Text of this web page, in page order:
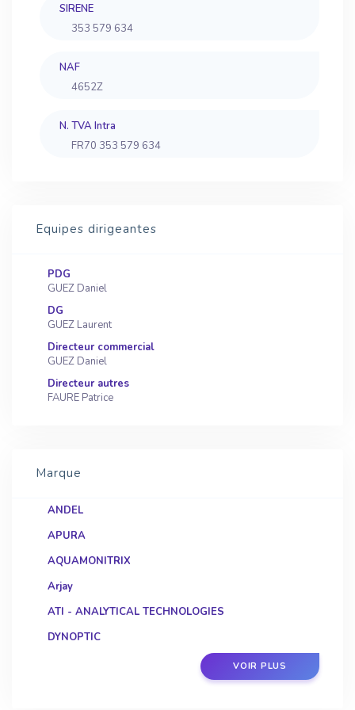
SIRENE
353 579 634
NAF
4652Z
N. TVA Intra
FR70 353 579 634
Equipes dirigeantes
PDG
GUEZ Daniel
DG
GUEZ Laurent
Directeur commercial
GUEZ Daniel
Directeur autres
FAURE Patrice
Marque
ANDEL
APURA
AQUAMONITRIX
Arjay
ATI - ANALYTICAL TECHNOLOGIES
DYNOPTIC
VOIR PLUS